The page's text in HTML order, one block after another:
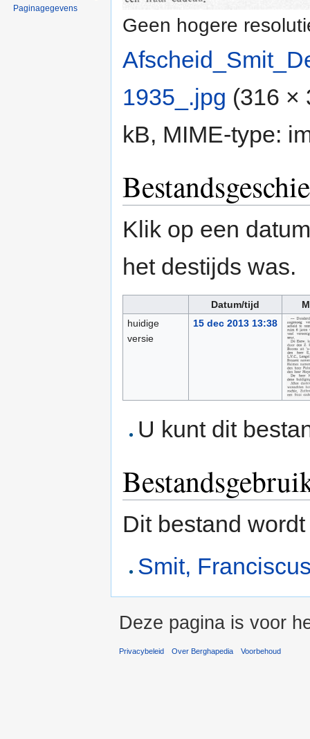
Geen hogere
1935_.jpg (316 ×
kB, MIME-type:
Klik op een
het destijds was.
Datum/tijd
huidige
versie
15 dec 2013 13:38
U kunt dit
Dit bestand
Smit,
Paginagegevens
Deze pagina is voor
Privacybeleid Over Berghapedia Voorbehoud